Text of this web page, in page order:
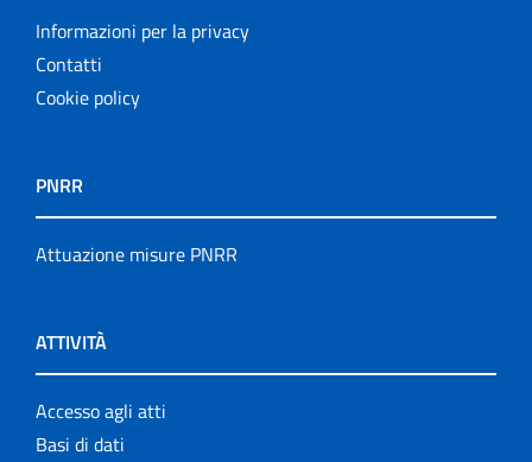
Informazioni per la privacy
Contatti
Cookie policy
PNRR
Attuazione misure PNRR
ATTIVITÀ
Accesso agli atti
Basi di dati